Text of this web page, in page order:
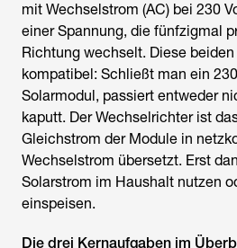
mit Wechselstrom (AC) bei 230
einer Spannung, die fünfzigmal
Richtung wechselt. Diese
kompatibel: Schließt man ein
Solarmodul, passiert entweder
kaputt. Der Wechselrichter ist
Gleichstrom der Module in
Wechselstrom übersetzt. Erst
Solarstrom im Haushalt nutzen
einspeisen.
Die drei Kernaufgaben im